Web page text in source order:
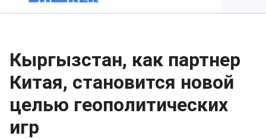
Кыргызстан, как партнер
Китая, становится новой
целью геополитических
игр